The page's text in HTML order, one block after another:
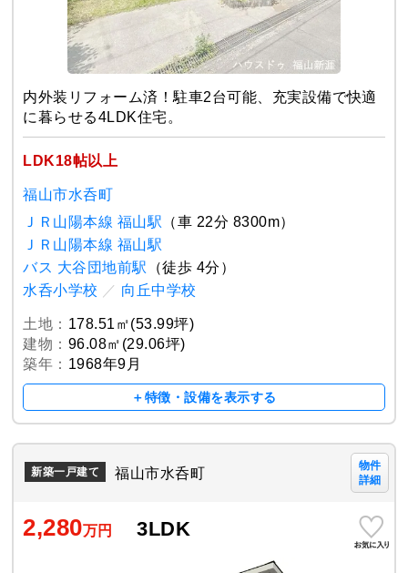
内外装リフォーム済！駐車2台可能、充実設備で快適
に暮らせる4LDK住宅。
LDK18帖以上
福山市水呑町
ＪＲ山陽本線 福山駅 （車 22分 8300m）
ＪＲ山陽本線 福山駅
バス 大谷団地前駅
（徒歩 4分）
水呑小学校 ／ 向丘中学校
土地： 178.51㎡(53.99坪)
建物： 96.08㎡(29.06坪)
築年： 1968年9月
＋特徴・設備を表示する
新築一戸建て 福山市水呑町
物件
詳細
2,280万円 3LDK